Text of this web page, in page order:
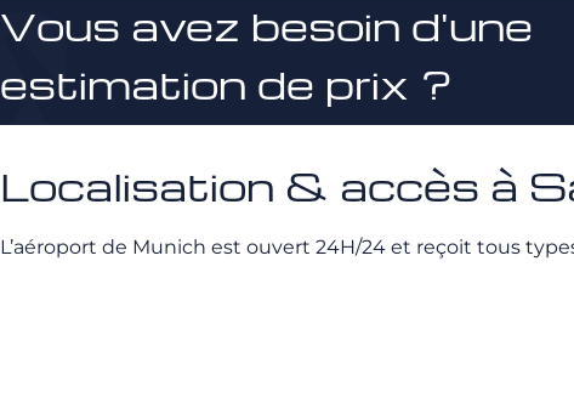
Vous avez besoin d'une
estimation de prix ?
Localisation & accès à
L’aéroport de Munich est ouvert 24H/24 et reçoit tous